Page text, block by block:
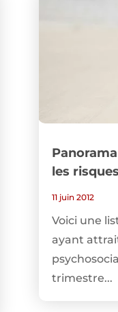
les
11 juin 2012
Voici une
ayant
trimestre...